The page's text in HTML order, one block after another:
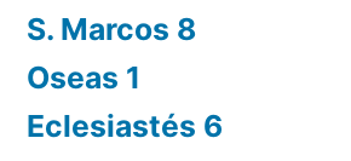
S. Marcos 8
Oseas 1
Eclesiastés 6